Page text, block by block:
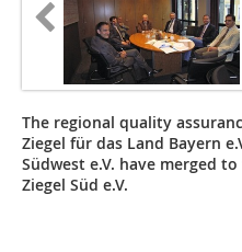
The regional quality
Ziegel für das Land Bayern
Südwest e.V. have merged
Ziegel Süd e.V.